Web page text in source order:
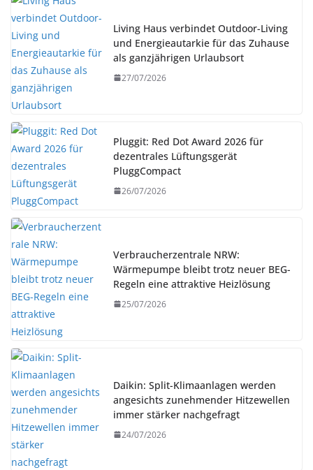
Living Haus verbindet Outdoor-Living
und Energieautarkie für das Zuhause
als ganzjährigen Urlaubsort
27/07/2026
Pluggit: Red Dot Award 2026 für
dezentrales Lüftungsgerät
PluggCompact
26/07/2026
Verbraucherzentrale NRW:
Wärmepumpe bleibt trotz neuer BEG-
Regeln eine attraktive Heizlösung
25/07/2026
Daikin: Split-Klimaanlagen werden
angesichts zunehmender Hitzewellen
immer stärker nachgefragt
24/07/2026